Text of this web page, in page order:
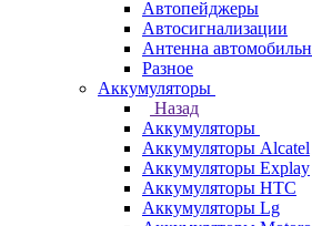
Автопейджеры
Автосигнализации
Антенна
Разное
Аккумуляторы
Назад
Аккумуляторы
Аккумуляторы Alcatel
Аккумуляторы Explay
Аккумуляторы HTC
Аккумуляторы Lg